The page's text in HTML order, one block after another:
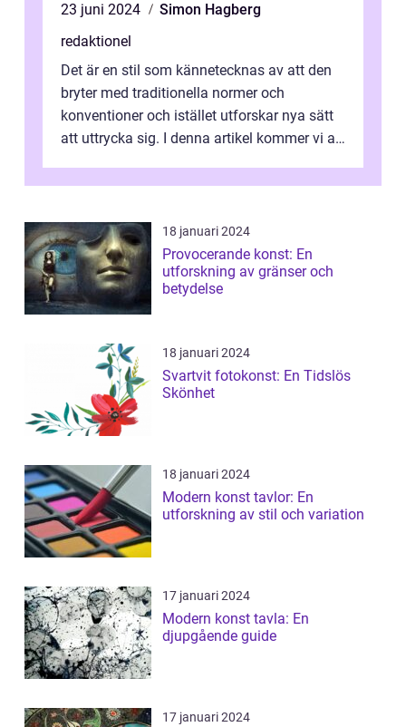
23 juni 2024
Simon Hagberg
redaktionel
Det är en stil som kännetecknas av att den
bryter med traditionella normer och
konventioner och istället utforskar nya sätt
att uttrycka sig. I denna artikel kommer vi att
18 januari 2024
Provocerande konst: En
utforskning av gränser och
betydelse
18 januari 2024
Svartvit fotokonst: En Tidslös
Skönhet
18 januari 2024
Modern konst tavlor: En
utforskning av stil och variation
17 januari 2024
Modern konst tavla: En
djupgående guide
17 januari 2024